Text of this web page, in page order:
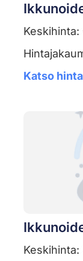
Keskihinta:
Katso hinta